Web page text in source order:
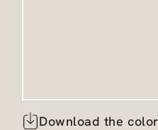
Download the